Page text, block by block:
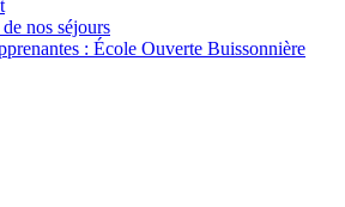
nos séjours
: École Ouverte Buissonnière